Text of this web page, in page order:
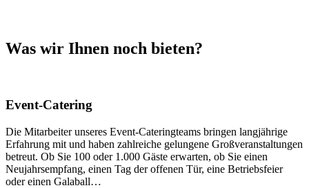
Was wir Ihnen noch bieten?
Event-Catering
Die Mitarbeiter unseres Event-Cateringteams bringen langjährige
Erfahrung mit und haben zahlreiche gelungene Großveranstaltungen
betreut. Ob Sie 100 oder 1.000 Gäste erwarten, ob Sie einen
Neujahrsempfang, einen Tag der offenen Tür, eine Betriebsfeier
oder einen Galaball…